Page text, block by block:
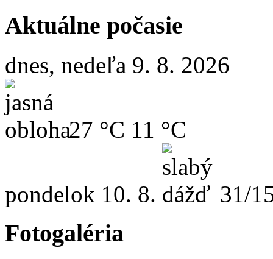
Aktuálne počasie
dnes, nedeľa 9. 8. 2026
27 °C 11 °C
pondelok 10. 8. 31/
Fotogaléria